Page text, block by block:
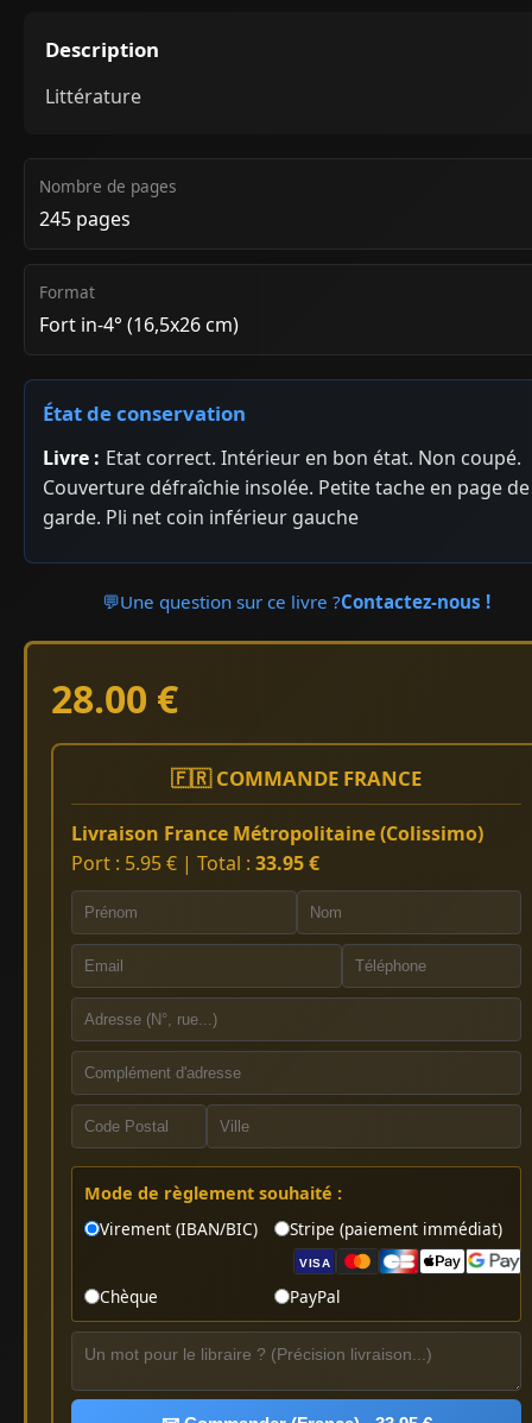
Description
Littérature
Nombre de pages
245 pages
Format
Fort in-4° (16,5x26 cm)
État de conservation
Livre : Etat correct. Intérieur en bon état. Non coupé.
Couverture défraîchie insolée. Petite tache en page de
garde. Pli net coin inférieur gauche
💬Une question sur ce livre ?Contactez-nous !
28.00 €
🇫🇷 COMMANDE FRANCE
Livraison France Métropolitaine (Colissimo)
Port : 5.95 € | Total : 33.95 €
Mode de règlement souhaité :
Virement (IBAN/BIC)
Stripe (paiement immédiat)
VISA
Chèque PayPal